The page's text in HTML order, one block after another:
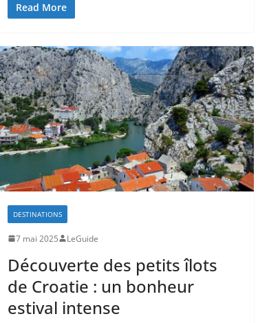
Read More
DESTINATIONS
7 mai 2025 LeGuide
Découverte des petits îlots
de Croatie : un bonheur
estival intense